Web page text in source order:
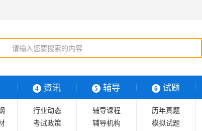
4 资讯 5 辅导 6 试题
行业动态
考试政策
辅导课程
辅导机构
历年真题
模拟试题